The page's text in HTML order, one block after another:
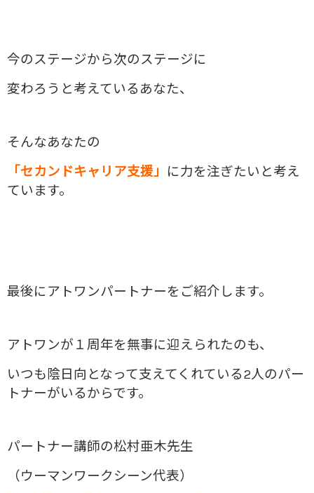
今のステージから次のステージに
変わろうと考えているあなた、
そんなあなたの
「セカンドキャリア支援」 に力を注ぎたいと考え
ています。
最後にアトワンパートナーをご紹介します。
アトワンが１周年を無事に迎えられたのも、
いつも陰日向となって支えてくれている2人のパー
トナーがいるからです。
パートナー講師の松村亜木先生
（ウーマンワークシーン代表）